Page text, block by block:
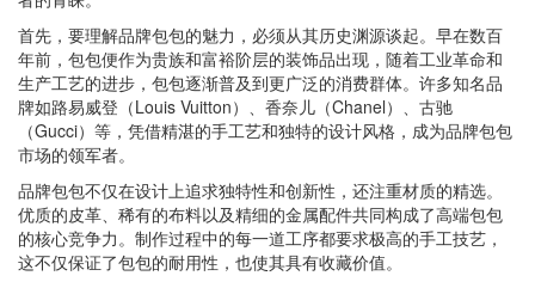
首先，要理解品牌包包的魅力，必须从其历史渊源谈起。早在数百
年前，包包便作为贵族和富裕阶层的装饰品出现，随着工业革命和
生产工艺的进步，包包逐渐普及到更广泛的消费群体。许多知名品
牌如路易威登（Louis Vuitton）、香奈儿（Chanel）、古驰
（Gucci）等，凭借精湛的手工艺和独特的设计风格，成为品牌包包
市场的领军者。
品牌包包不仅在设计上追求独特性和创新性，还注重材质的精选。
优质的皮革、稀有的布料以及精细的金属配件共同构成了高端包包
的核心竞争力。制作过程中的每一道工序都要求极高的手工技艺，
这不仅保证了包包的耐用性，也使其具有收藏价值。